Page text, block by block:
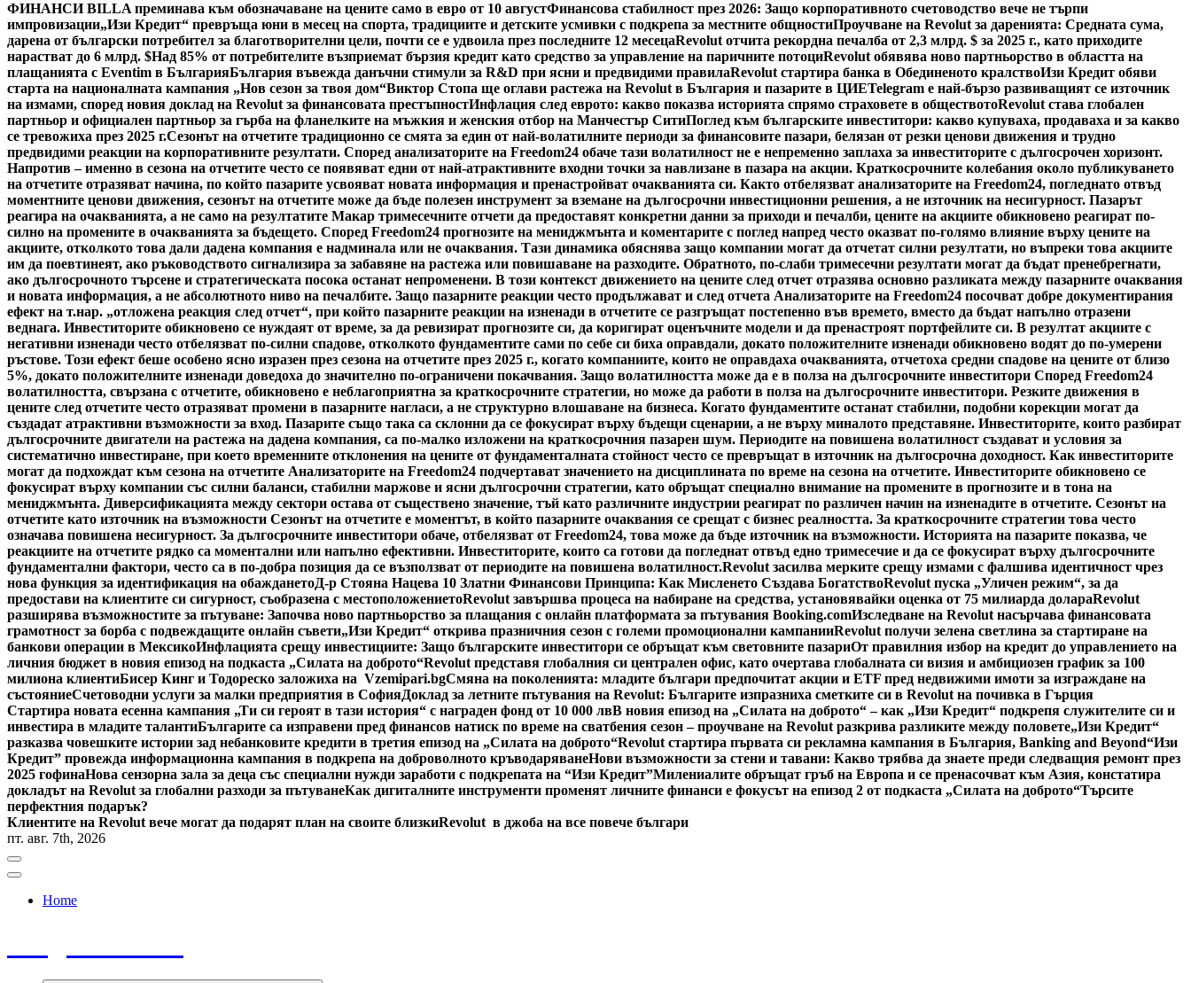
ФИНАНСИ BILLA преминава към обозначаване на цените само в евро от 10 августФинансова стабилност през 2026: Защо корпоративното счетоводство вече не търпи
импровизации„Изи Кредит“ превръща юни в месец на спорта, традициите и детските усмивки с подкрепа за местните общностиПроучване на Revolut за даренията: Средната сума,
дарена от български потребител за благотворителни цели, почти се е удвоила през последните 12 месецаRevolut отчита рекордна печалба от 2,3 млрд. $ за 2025 г., като приходите
нарастват до 6 млрд. $Над 85% от потребителите възприемат бързия кредит като средство за управление на паричните потоциRevolut обявява ново партньорство в областта на
плащанията с Eventim в БългарияБългария въвежда данъчни стимули за R&D при ясни и предвидими правилаRevolut стартира банка в Обединеното кралствоИзи Кредит обяви
старта на националната кампания „Нов сезон за твоя дом“Виктор Стопа ще оглави растежа на Revolut в България и пазарите в ЦИЕTelegram е най-бързо развиващият се източник
на измами, според новия доклад на Revolut за финансовата престъпностИнфлация след еврото: какво показва историята спрямо страховете в обществотоRevolut става глобален
партньор и официален партньор за гърба на фланелките на мъжкия и женския отбор на Манчестър СитиПоглед към българските инвеститори: какво купуваха, продаваха и за какво
се тревожиха през 2025 г.Сезонът на отчетите традиционно се смята за един от най-волатилните периоди за финансовите пазари, белязан от резки ценови движения и трудно
предвидими реакции на корпоративните резултати. Според анализаторите на Freedom24 обаче тази волатилност не е непременно заплаха за инвеститорите с дългосрочен хоризонт.
Напротив – именно в сезона на отчетите често се появяват едни от най-атрактивните входни точки за навлизане в пазара на акции. Краткосрочните колебания около публикуването
на отчетите отразяват начина, по който пазарите усвояват новата информация и пренастройват очакванията си. Както отбелязват анализаторите на Freedom24, погледнато отвъд
моментните ценови движения, сезонът на отчетите може да бъде полезен инструмент за вземане на дългосрочни инвестиционни решения, а не източник на несигурност. Пазарът
реагира на очакванията, а не само на резултатите Макар тримесечните отчети да предоставят конкретни данни за приходи и печалби, цените на акциите обикновено реагират по-
силно на промените в очакванията за бъдещето. Според Freedom24 прогнозите на мениджмънта и коментарите с поглед напред често оказват по-голямо влияние върху цените на
акциите, отколкото това дали дадена компания е надминала или не очаквания. Тази динамика обяснява защо компании могат да отчетат силни резултати, но въпреки това акциите
им да поевтинеят, ако ръководството сигнализира за забавяне на растежа или повишаване на разходите. Обратното, по-слаби тримесечни резултати могат да бъдат пренебрегнати,
ако дългосрочното търсене и стратегическата посока останат непроменени. В този контекст движението на цените след отчет отразява основно разликата между пазарните очаквания
и новата информация, а не абсолютното ниво на печалбите. Защо пазарните реакции често продължават и след отчета Анализаторите на Freedom24 посочват добре документирания
ефект на т.нар. „отложена реакция след отчет“, при който пазарните реакции на изненади в отчетите се разгръщат постепенно във времето, вместо да бъдат напълно отразени
веднага. Инвеститорите обикновено се нуждаят от време, за да ревизират прогнозите си, да коригират оценъчните модели и да пренастроят портфейлите си. В резултат акциите с
негативни изненади често отбелязват по-силни спадове, отколкото фундаментите сами по себе си биха оправдали, докато положителните изненади обикновено водят до по-умерени
ръстове. Този ефект беше особено ясно изразен през сезона на отчетите през 2025 г., когато компаниите, които не оправдаха очакванията, отчетоха средни спадове на цените от близо
5%, докато положителните изненади доведоха до значително по-ограничени покачвания. Защо волатилността може да е в полза на дългосрочните инвеститори Според Freedom24
волатилността, свързана с отчетите, обикновено е неблагоприятна за краткосрочните стратегии, но може да работи в полза на дългосрочните инвеститори. Резките движения в
цените след отчетите често отразяват промени в пазарните нагласи, а не структурно влошаване на бизнеса. Когато фундаментите останат стабилни, подобни корекции могат да
създадат атрактивни възможности за вход. Пазарите също така са склонни да се фокусират върху бъдещи сценарии, а не върху миналото представяне. Инвеститорите, които разбират
дългосрочните двигатели на растежа на дадена компания, са по-малко изложени на краткосрочния пазарен шум. Периодите на повишена волатилност създават и условия за
систематично инвестиране, при което временните отклонения на цените от фундаменталната стойност често се превръщат в източник на дългосрочна доходност. Как инвеститорите
могат да подхождат към сезона на отчетите Анализаторите на Freedom24 подчертават значението на дисциплината по време на сезона на отчетите. Инвеститорите обикновено се
фокусират върху компании със силни баланси, стабилни маржове и ясни дългосрочни стратегии, като обръщат специално внимание на промените в прогнозите и в тона на
мениджмънта. Диверсификацията между сектори остава от съществено значение, тъй като различните индустрии реагират по различен начин на изненадите в отчетите. Сезонът на
отчетите като източник на възможности Сезонът на отчетите е моментът, в който пазарните очаквания се срещат с бизнес реалността. За краткосрочните стратегии това често
означава повишена несигурност. За дългосрочните инвеститори обаче, отбелязват от Freedom24, това може да бъде източник на възможности. Историята на пазарите показва, че
реакциите на отчетите рядко са моментални или напълно ефективни. Инвеститорите, които са готови да погледнат отвъд едно тримесечие и да се фокусират върху дългосрочните
фундаментални фактори, често са в по-добра позиция да се възползват от периодите на повишена волатилност.Revolut засилва мерките срещу измами с фалшива идентичност чрез
нова функция за идентификация на обажданетоД-р Стояна Нацева 10 Златни Финансови Принципа: Как Мисленето Създава БогатствоRevolut пуска „Уличен режим“, за да
предостави на клиентите си сигурност, съобразена с местоположениетоRevolut завършва процеса на набиране на средства, установявайки оценка от 75 милиарда долараRevolut
разширява възможностите за пътуване: Започва ново партньорство за плащания с онлайн платформата за пътувания Booking.comИзследване на Revolut насърчава финансовата
грамотност за борба с подвеждащите онлайн съвети„Изи Кредит“ открива празничния сезон с големи промоционални кампанииRevolut получи зелена светлина за стартиране на
банкови операции в МексикоИнфлацията срещу инвестициите: Защо българските инвеститори се обръщат към световните пазариОт правилния избор на кредит до управлението на
личния бюджет в новия епизод на подкаста „Силата на доброто“Revolut представя глобалния си централен офис, като очертава глобалната си визия и амбициозен график за 100
милиона клиентиБисер Кинг и Тодореско заложиха на Vzemipari.bgСмяна на поколенията: младите българи предпочитат акции и ETF пред недвижими имоти за изграждане на
състояниеСчетоводни услуги за малки предприятия в СофияДоклад за летните пътувания на Revolut: Българите изпразниха сметките си в Revolut на почивка в Гърция
Стартира новата есенна кампания „Ти си героят в тази история“ с награден фонд от 10 000 лвВ новия епизод на „Силата на доброто“ – как „Изи Кредит“ подкрепя служителите си и
инвестира в младите талантиБългарите са изправени пред финансов натиск по време на сватбения сезон – проучване на Revolut разкрива разликите между половете„Изи Кредит“
разказва човешките истории зад небанковите кредити в третия епизод на „Силата на доброто“Revolut стартира първата си рекламна кампания в България, Banking and Beyond“Изи
Кредит” провежда информационна кампания в подкрепа на доброволното кръводаряванеНови възможности за стени и тавани: Какво трябва да знаете преди следващия ремонт през
2025 гофинаНова сензорна зала за деца със специални нужди заработи с подкрепата на “Изи Кредит”Милениалите обръщат гръб на Европа и се пренасочват към Азия, констатира
докладът на Revolut за глобални разходи за пътуванеКак дигиталните инструменти променят личните финанси е фокусът на епизод 2 от подкаста „Силата на доброто“Търсите
перфектния подарък?
Клиентите на Revolut вече могат да подарят план на своите близкиRevolut в джоба на все повече българи
пт. авг. 7th, 2026
Home